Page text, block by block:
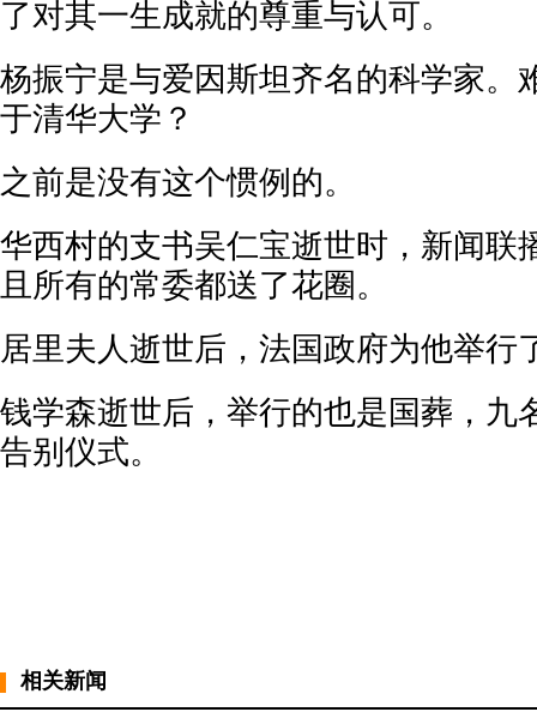
了对其一生成就的尊重与认可。
杨振宁是与爱因斯坦齐名的科学家。
于清华大学？
之前是没有这个惯例的。
华西村的支书吴仁宝逝世时，新闻联
且所有的常委都送了花圈。
居里夫人逝世后，法国政府为他举行
钱学森逝世后，举行的也是国葬，九
告别仪式。
相关新闻